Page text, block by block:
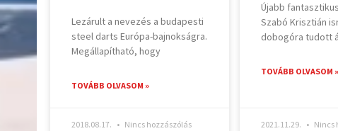
Lezárult a nevezés a budapesti
steel darts Európa-bajnokságra.
Megállapítható, hogy
TOVÁBB OLVASOM »
2018.08.17. Nincs hozzászólás
Újabb
Szabó Krisztián
dobogóra tudott
TOVÁBB OLVASOM »
2021.11.29. Nincs